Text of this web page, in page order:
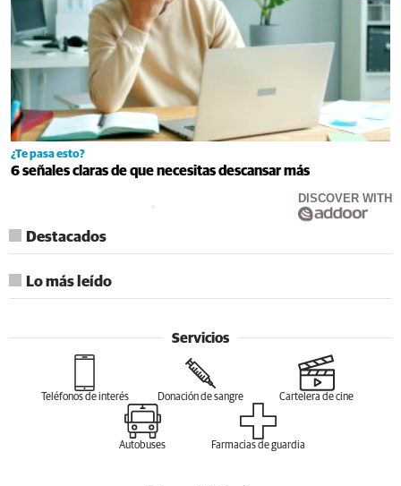
¿Te pasa esto?
6 señales claras de que necesitas descansar más
DISCOVER WITH
Destacados
Lo más leído
Servicios
Teléfonos de interés Donación de sangre Cartelera de cine
Autobuses Farmacias de guardia